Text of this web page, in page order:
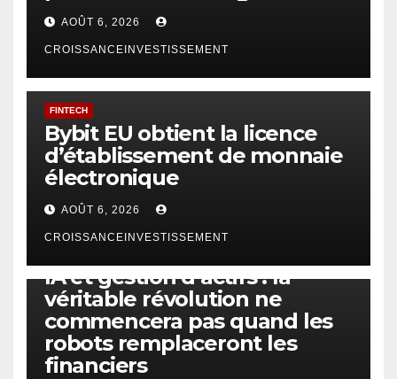
AOÛT 6, 2026
CROISSANCEINVESTISSEMENT
FINTECH
Bybit EU obtient la licence
d’établissement de monnaie
électronique
AOÛT 6, 2026
CROISSANCEINVESTISSEMENT
IA et gestion d’actifs : la
véritable révolution ne
commencera pas quand les
robots remplaceront les
financiers